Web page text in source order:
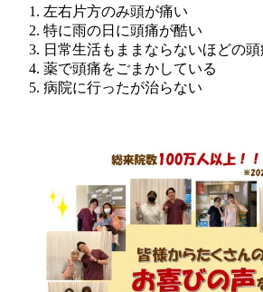
左右片方のみ頭が痛い
特に雨の日に頭痛が酷い
日常生活もままならないほどの
薬で頭痛をごまかしている
病院に行ったが治らない